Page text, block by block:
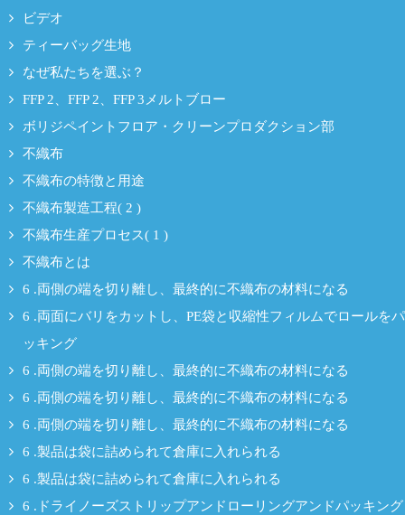
ビデオ
ティーバッグ生地
なぜ私たちを選ぶ？
FFP 2、FFP 2、FFP 3メルトブロー
ボリジペイントフロア・クリーンプロダクション部
不織布
不織布の特徴と用途
不織布製造工程( 2 )
不織布生産プロセス( 1 )
不織布とは
6 .両側の端を切り離し、最終的に不織布の材料になる
6 .両面にバリをカットし、PE袋と収縮性フィルムでロールをパ
ッキング
6 .両側の端を切り離し、最終的に不織布の材料になる
6 .両側の端を切り離し、最終的に不織布の材料になる
6 .両側の端を切り離し、最終的に不織布の材料になる
6 .製品は袋に詰められて倉庫に入れられる
6 .製品は袋に詰められて倉庫に入れられる
6 .ドライノーズストリップアンドローリングアンドパッキング